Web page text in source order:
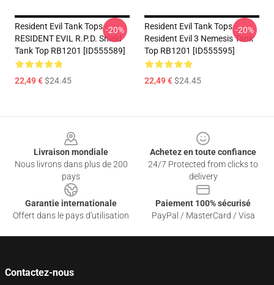
Resident Evil Tank Tops -
RESIDENT EVIL R.P.D. Shield
Tank Top RB1201 [ID555589]
22,49 €$24.45
-20%
Resident Evil Tank Tops -
Resident Evil 3 Nemesis Tank
Top RB1201 [ID555595]
22,49 €$24.45
-20%
Livraison mondiale
Nous livrons dans plus de 200
pays
Achetez en toute confiance
24/7 Protected from clicks to
delivery
Garantie internationale
Offert dans le pays d'utilisation
Paiement 100% sécurisé
PayPal / MasterCard / Visa
Contactez-nous